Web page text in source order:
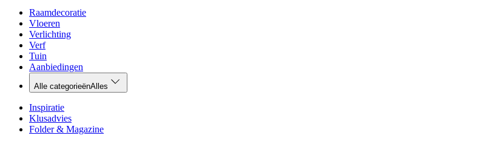
Raamdecoratie
Vloeren
Verlichting
Verf
Tuin
Aanbiedingen
Alle categorieënAlles
Inspiratie
Klusadvies
Folder & Magazine